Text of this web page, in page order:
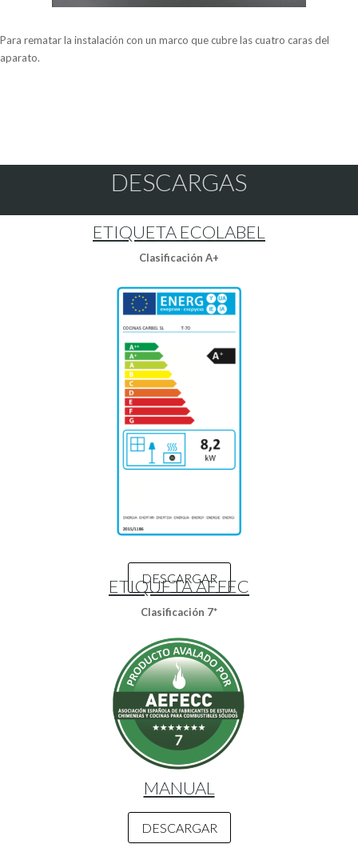
Para rematar la instalación con un marco que cubre las cuatro caras del
aparato.
DESCARGAS
ETIQUETA ECOLABEL
Clasificación A+
DESCARGAR
ETIQUETA AEFEC
Clasificación 7*
MANUAL
DESCARGAR